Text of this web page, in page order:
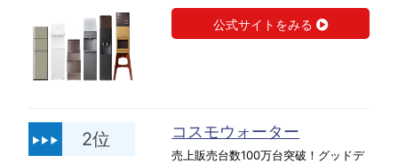
公式サイトをみる
2位 コスモウォーター
売上販売台数100万台突破！グッドデ